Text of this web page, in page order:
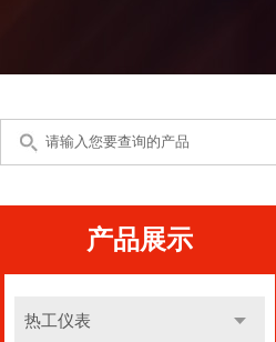
产品展示
热工仪表